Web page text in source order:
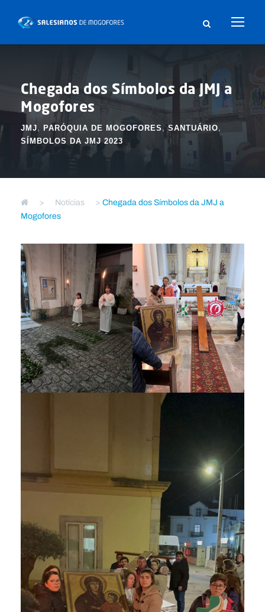
Chegada dos Símbolos da JMJ a
Mogofores
JMJ, PARÓQUIA DE MOGOFORES , SANTUÁRIO,
SÍMBOLOS DA JMJ 2023
> Notícias >Chegada dos Símbolos da JMJ a
Mogofores